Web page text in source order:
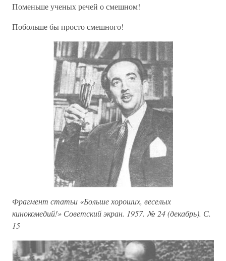
Поменьше ученых речей о смешном!
Побольше бы просто смешного!
Фрагмент статьи «Больше хороших, веселых
кинокомедий!» Советский экран. 1957. № 24 (декабрь). С.
15